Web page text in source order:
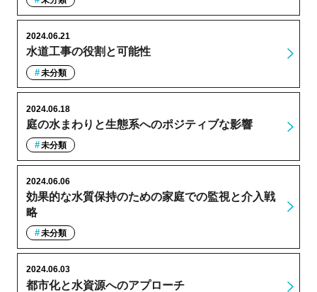
水道工事の役割と可能性
2024.06.21
未分類
庭の水まわりと生態系へのポジティブな影響
2024.06.18
未分類
効果的な水質保持のための家庭での監視と介入戦
略
2024.06.06
未分類
都市化と水資源へのアプローチ
2024.06.03